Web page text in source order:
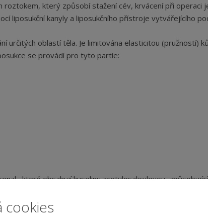
který způsobí stažení cév, krvácení při operaci
liposukční kanyly a liposukčního přístroje vytvářejícího
určitých oblastí těla. Je limitována elasticitou (pružností)
se provádí pro tyto partie:
, které obsahují kyselinu acetylosalicylovou,
cookies